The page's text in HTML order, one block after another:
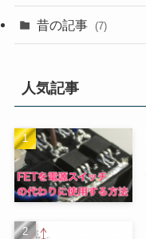
昔の記事 (7)
人気記事